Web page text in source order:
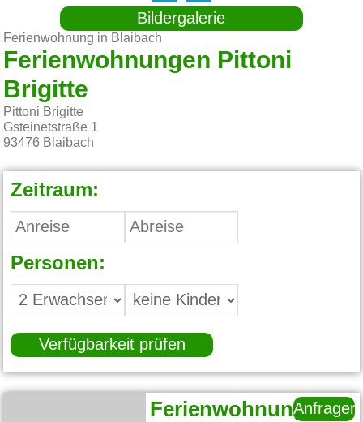
Bildergalerie
Ferienwohnung in Blaibach
Ferienwohnungen Pittoni
Brigitte
Pittoni Brigitte
Gsteinetstraße 1
93476 Blaibach
Zeitraum:
Personen:
Verfügbarkeit prüfen
FerienwohnungAnfragen